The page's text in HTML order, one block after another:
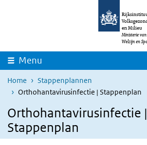
Overslaan en naar de inhoud gaan
en Milieu
Ministerie
Welzijn en
Menu
Home
Stappenplannen
Orthohantavirusinfectie | Stappenplan
Orthohantavirusinfectie |
Stappenplan